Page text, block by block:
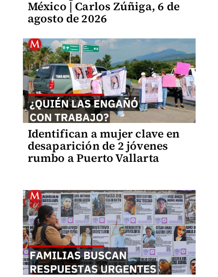
México | Carlos Zúñiga, 6 de
agosto de 2026
Identifican a mujer clave en
desaparición de 2 jóvenes
rumbo a Puerto Vallarta